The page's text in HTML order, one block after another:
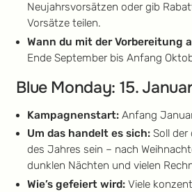
Neujahrsvorsätzen oder gib
Vorsätze teilen.
Wann du mit der Vorbereitung
Ende September bis Anfang
Blue Monday: 15.
Kampagnenstart:Anfang
Um das handelt es sich:Soll der
des Jahres sein – nach
dunklen Nächten und vielen
Wie’s gefeiert wird:Viele